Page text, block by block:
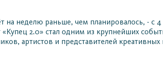
на неделю раньше, чем планировалось, - с 4
«Купец 2.0» стал одним из крупнейших
артистов и представителей креативных